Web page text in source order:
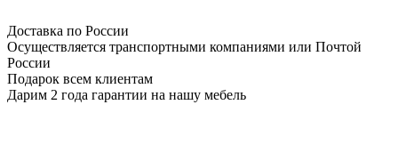
Доставка по России
Осуществляется транспортными компаниями или Почтой
России
Подарок всем клиентам
Дарим 2 года гарантии на нашу мебель